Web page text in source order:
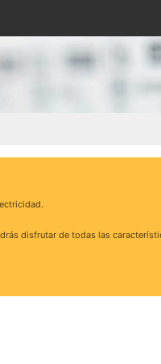
disfrutar de todas las